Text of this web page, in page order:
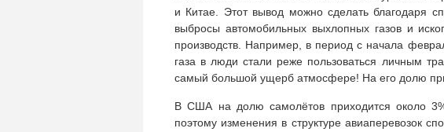
и Китае. Этот вывод можно сделать благодаря
выбросы автомобильных выхлопных газов и
производств. Например, в период с начала
газа в люди стали реже пользоваться личным
самый большой ущерб атмосфере! На его долю
В США на долю самолётов приходится около
поэтому изменения в структуре авиаперевозок